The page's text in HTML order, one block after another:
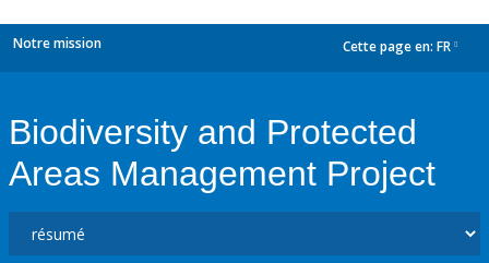
Notre mission Cette page en: FR
Biodiversity and Protected
Areas Management Project